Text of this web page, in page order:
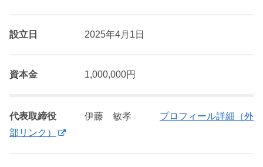
設立日 2025年4月1日
資本金 1,000,000円
代表取締役 伊藤 敏孝 プロフィール詳細（外
部リンク）